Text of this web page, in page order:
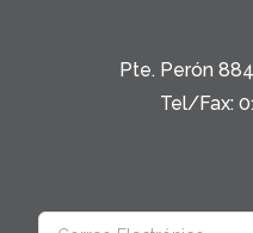
Pte. Perón
Tel/Fax: